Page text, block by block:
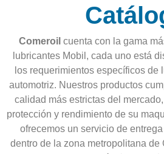
Comeroil cuenta con la gama
lubricantes Mobil, cada uno está
los requerimientos específicos de
automotriz. Nuestros productos
calidad más estrictas del
protección y rendimiento de su
ofrecemos un servicio de
dentro de la zona metropolitana de